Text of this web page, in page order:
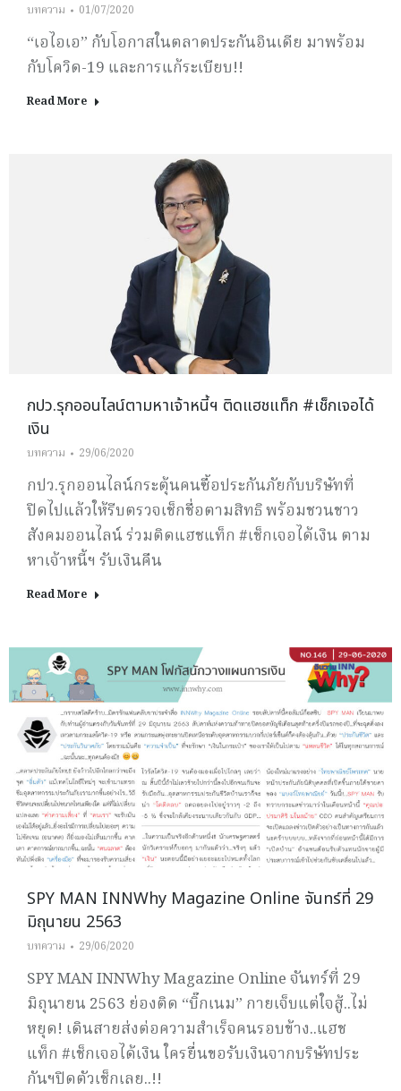
บทความ 01/07/2020
“เอไอเอ” กับโอกาสในตลาดประกันอินเดีย มาพร้อม
กับโควิด-19 และการแก้ระเบียบ!!
Read More
กปว.รุกออนไลน์ตามหาเจ้าหนี้ฯ ติดแฮชแท็ก #เช็กเจอได้
เงิน
บทความ 29/06/2020
กปว.รุกออนไลน์กระตุ้นคนซื้อประกันภัยกับบริษัทที่
ปิดไปแล้วให้รีบตรวจเช็กชื่อตามสิทธิ พร้อมชวนชาว
สังคมออนไลน์ ร่วมติดแฮชแท็ก #เช็กเจอได้เงิน ตาม
หาเจ้าหนี้ฯ รับเงินคืน
Read More
SPY MAN INNWhy Magazine Online จันทร์ที่ 29
มิถุนายน 2563
บทความ 29/06/2020
SPY MAN INNWhy Magazine Online จันทร์ที่ 29
มิถุนายน 2563 ย่องติด “บิ๊กเนม” กายเจ็บแต่ใจสู้..ไม่
หยุด! เดินสายส่งต่อความสำเร็จคนรอบข้าง..แฮช
แท็ก #เช็กเจอได้เงิน ใครยื่นขอรับเงินจากบริษัทประ
กันฯปิดตัวเช็กเลย..!!